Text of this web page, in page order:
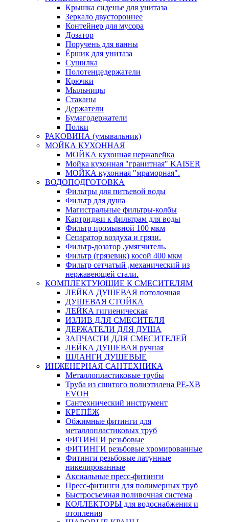
Крышка сиденье для унитаза
Зеркало двустороннее
Контейнер для мусора
Дозатор
Поручень для ванны
Ёршик для унитаза
Сушилка
Полотенцедержатели
Крючки
Мыльницы
Стаканы
Держатели
Бумагодержатели
Полки
РАКОВИНА (умывальник)
МОЙКА КУХОННАЯ
МОЙКА кухонная нержавейка
Мойка кухонная "гранитная" KAISER
МОЙКА кухонная "мраморная".
ВОДОПОДГОТОВКА
Фильтры для питьевой воды
Фильтр для душа
Магистральные фильтры-колбы
Картриджи к фильтрам для воды
Фильтр промывной 100 мкм
Сепаратор воздуха и грязи.
Фильтр-дозатор ,умягчитель.
Фильтр (грязевик) косой 400 мкм
Фильтр сетчатый ,механический из
нержавеющей стали.
КОМПЛЕКТУЮЩИЕ К СМЕСИТЕЛЯМ
ЛЕЙКА ДУШЕВАЯ потолочная
ДУШЕВАЯ СТОЙКА
ЛЕЙКА гигиеническая
ИЗЛИВ ДЛЯ СМЕСИТЕЛЯ
ДЕРЖАТЕЛИ ДЛЯ ДУША
ЗАПЧАСТИ ДЛЯ СМЕСИТЕЛЕЙ
ЛЕЙКА ДУШЕВАЯ ручная
ШЛАНГИ ДУШЕВЫЕ
ИНЖЕНЕРНАЯ САНТЕХНИКА
Металлопластиковые трубы
Труба из сшитого полиэтилена PE-XB
EVOH
Сантехнический инструмент
КРЕПЁЖ
Обжимные фитинги для
металлопластиковых труб
ФИТИНГИ резьбовые
ФИТИНГИ резьбовые хромированные
Фитинги резьбовые латунные
никелированные
Аксиальные пресс-фитинги
Пресс-фитинги для полимерных труб
Быстросъемная поливочная система
КОЛЛЕКТОРЫ для водоснабжения и
отопления